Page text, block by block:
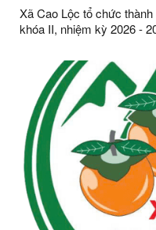
Xã Cao Lộc tổ chức
khóa II, nhiệm kỳ 2026 -